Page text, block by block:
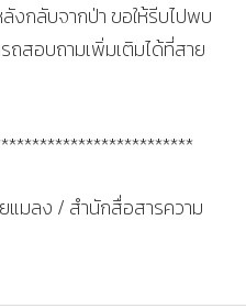
งกลับจากป่า ขอให้รีบไปพบ
สอบถามเพิ่มเติมได้ที่สาย
แมลง / สำนักสื่อสารความ